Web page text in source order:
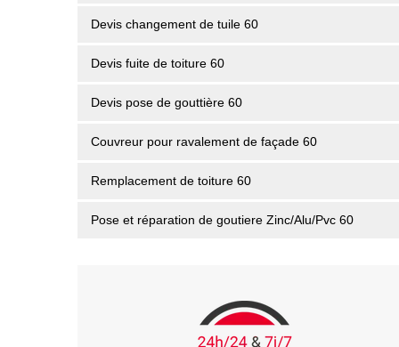
Devis changement de tuile 60
Devis fuite de toiture 60
Devis pose de gouttière 60
Couvreur pour ravalement de façade 60
Remplacement de toiture 60
Pose et réparation de goutiere Zinc/Alu/Pvc 60